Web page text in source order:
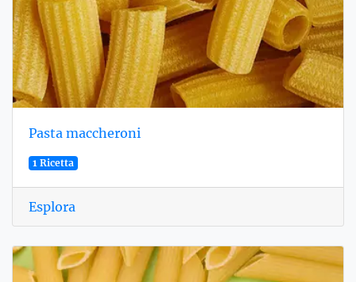
Pasta maccheroni
1 Ricetta
Esplora